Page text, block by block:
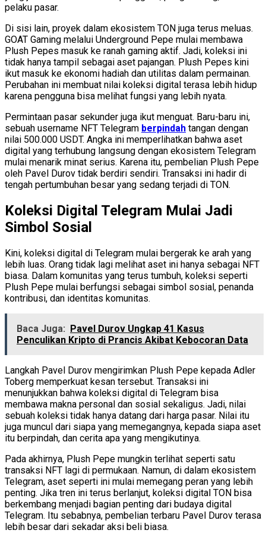
pelaku pasar.
Di sisi lain, proyek dalam ekosistem TON juga terus meluas.
GOAT Gaming melalui Underground Pepe mulai membawa
Plush Pepes masuk ke ranah gaming aktif. Jadi, koleksi ini
tidak hanya tampil sebagai aset pajangan. Plush Pepes kini
ikut masuk ke ekonomi hadiah dan utilitas dalam permainan.
Perubahan ini membuat nilai koleksi digital terasa lebih hidup
karena pengguna bisa melihat fungsi yang lebih nyata.
Permintaan pasar sekunder juga ikut menguat. Baru-baru ini,
sebuah username NFT Telegram berpindah tangan dengan
nilai 500.000 USDT. Angka ini memperlihatkan bahwa aset
digital yang terhubung langsung dengan ekosistem Telegram
mulai menarik minat serius. Karena itu, pembelian Plush Pepe
oleh Pavel Durov tidak berdiri sendiri. Transaksi ini hadir di
tengah pertumbuhan besar yang sedang terjadi di TON.
Koleksi Digital Telegram Mulai Jadi
Simbol Sosial
Kini, koleksi digital di Telegram mulai bergerak ke arah yang
lebih luas. Orang tidak lagi melihat aset ini hanya sebagai NFT
biasa. Dalam komunitas yang terus tumbuh, koleksi seperti
Plush Pepe mulai berfungsi sebagai simbol sosial, penanda
kontribusi, dan identitas komunitas.
Baca Juga: Pavel Durov Ungkap 41 Kasus
Penculikan Kripto di Prancis Akibat Kebocoran Data
Langkah Pavel Durov mengirimkan Plush Pepe kepada Adler
Toberg memperkuat kesan tersebut. Transaksi ini
menunjukkan bahwa koleksi digital di Telegram bisa
membawa makna personal dan sosial sekaligus. Jadi, nilai
sebuah koleksi tidak hanya datang dari harga pasar. Nilai itu
juga muncul dari siapa yang memegangnya, kepada siapa aset
itu berpindah, dan cerita apa yang mengikutinya.
Pada akhirnya, Plush Pepe mungkin terlihat seperti satu
transaksi NFT lagi di permukaan. Namun, di dalam ekosistem
Telegram, aset seperti ini mulai memegang peran yang lebih
penting. Jika tren ini terus berlanjut, koleksi digital TON bisa
berkembang menjadi bagian penting dari budaya digital
Telegram. Itu sebabnya, pembelian terbaru Pavel Durov terasa
lebih besar dari sekadar aksi beli biasa.